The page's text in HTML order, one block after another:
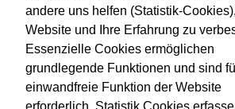
andere uns helfen (Statistik-
Website und Ihre Erfahrung zu
Essenzielle Cookies ermöglichen
grundlegende Funktionen und sind
einwandfreie Funktion der Website
Wir treten für einen
Alkohol ein.
KONTAKT